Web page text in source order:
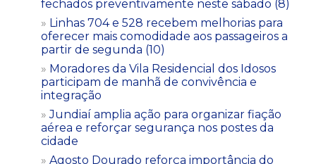
fechados preventivamente neste sábado (8)
Linhas 704 e 528 recebem melhorias para
oferecer mais comodidade aos passageiros a
partir de segunda (10)
Moradores da Vila Residencial dos Idosos
participam de manhã de convivência e
integração
Jundiaí amplia ação para organizar fiação
aérea e reforçar segurança nos postes da
cidade
Agosto Dourado reforça importância do